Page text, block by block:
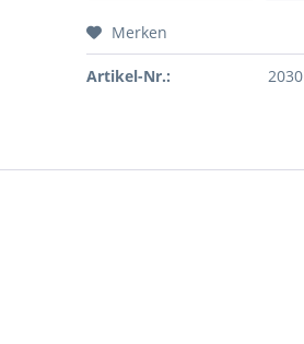
Merken
Artikel-Nr.: 2030